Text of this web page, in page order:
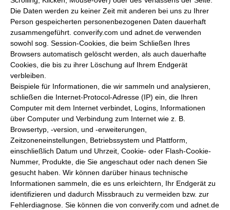
Die Daten werden zu keiner Zeit mit anderen bei uns zu Ihrer
Person gespeicherten personenbezogenen Daten dauerhaft
zusammengeführt. converify.com und adnet.de verwenden
sowohl sog. Session-Cookies, die beim Schließen Ihres
Browsers automatisch gelöscht werden, als auch dauerhafte
Cookies, die bis zu ihrer Löschung auf Ihrem Endgerät
verbleiben.
Beispiele für Informationen, die wir sammeln und analysieren,
schließen die Internet-Protocol-Adresse (IP) ein, die Ihren
Computer mit dem Internet verbindet, Logins, Informationen
über Computer und Verbindung zum Internet wie z. B.
Browsertyp, -version, und -erweiterungen,
Zeitzoneneinstellungen, Betriebssystem und Plattform,
einschließlich Datum und Uhrzeit, Cookie- oder Flash-Cookie-
Nummer, Produkte, die Sie angeschaut oder nach denen Sie
gesucht haben. Wir können darüber hinaus technische
Informationen sammeln, die es uns erleichtern, Ihr Endgerät zu
identifizieren und dadurch Missbrauch zu vermeiden bzw. zur
Fehlerdiagnose. Sie können die von converify.com und adnet.de